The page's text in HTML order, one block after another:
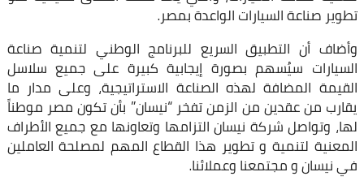
تطوير صناعة السيارات الواعدة بمصر.
وأضاف أن التطبيق السريع للبرنامج الوطني لتنمية صناعة
السيارات سيُسهم بصورة إيجابية كبيرة على جميع سلاسل
القيمة المضافة لهذه الصناعة الاستراتيجية، وعلى مدار ما
يقارب من عقدين من الزمن تفخر “نيسان” بأن تكون مصر موطناً
لها، وتواصل شركة نيسان التزامها وتعاونها مع جميع الأطراف
المعنية لتنمية و تطوير هذا القطاع المهم لمصلحة العاملين
في نيسان و مجتمعنا وعملائنا.